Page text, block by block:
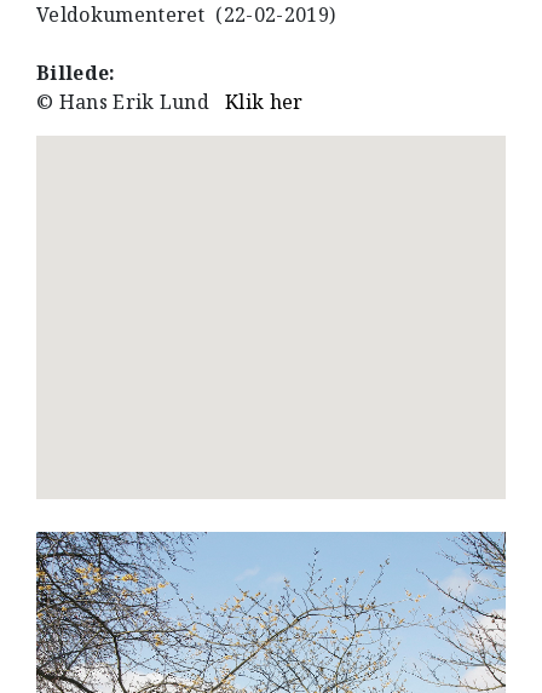
Veldokumenteret (22-02-2019)
Billede:
© Hans Erik LundKlik her